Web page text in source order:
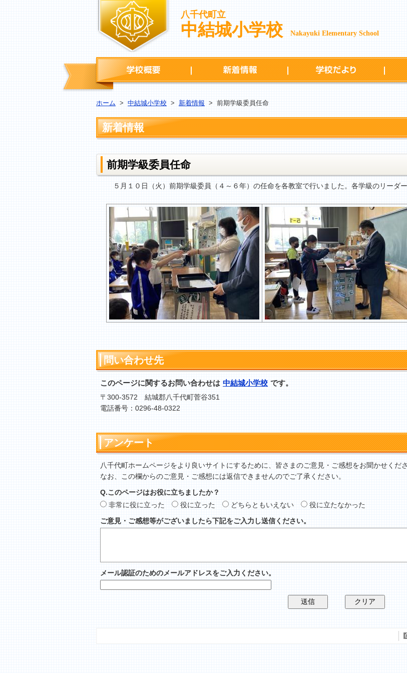
八千代町立
中結城小学校 Nakayuki Elementary School
学校概要 新着情報 学校
ホーム > 中結城小学校 > 新着情報 > 前期学級委員任命
新着情報
前期学級委員任命
５月１０日（火）前期学級委員（４～６年）の任命を各教室で行いました。各学級のリーダ
問い合わせ先
このページに関するお問い合わせは 中結城小学校 です。
〒300-3572 結城郡八千代町菅谷351
電話番号：0296-48-0322
アンケート
八千代町ホームページをより良いサイトにするために、皆さまのご意見・ご感想をお聞かせくださ
なお、この欄からのご意見・ご感想には返信できませんのでご了承ください。
Q.このページはお役に立ちましたか？
非常に役に立った
役に立った どちらともいえない
役に立たなかった
ご意見・ご感想等がございましたら下記をご入力し送信ください。
メール認証のためのメールアドレスをご入力ください。